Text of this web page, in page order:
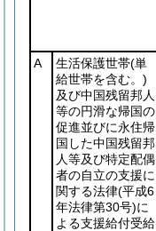
A
生活保護世帯(単
給世帯を含む。)
及び中国残留邦人
等の円滑な帰国の
促進並びに永住帰
国した中国残留邦
人等及び特定配偶
者の自立の支援に
関する法律(平成6
年法律第30号)に
よる支援給付受給